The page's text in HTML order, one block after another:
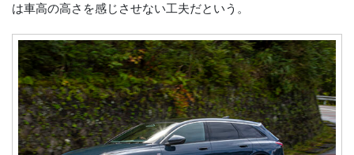
は車高の高さを感じさせない工夫だという。